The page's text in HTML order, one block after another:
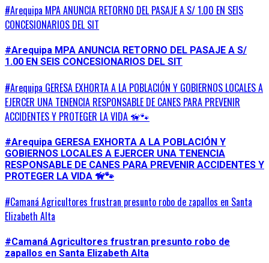
#Arequipa MPA ANUNCIA RETORNO DEL PASAJE A S/ 1.00 EN SEIS
CONCESIONARIOS DEL SIT
#Arequipa MPA ANUNCIA RETORNO DEL PASAJE A S/
1.00 EN SEIS CONCESIONARIOS DEL SIT
#Arequipa GERESA EXHORTA A LA POBLACIÓN Y GOBIERNOS LOCALES A
EJERCER UNA TENENCIA RESPONSABLE DE CANES PARA PREVENIR
ACCIDENTES Y PROTEGER LA VIDA 🦮🐾
#Arequipa GERESA EXHORTA A LA POBLACIÓN Y
GOBIERNOS LOCALES A EJERCER UNA TENENCIA
RESPONSABLE DE CANES PARA PREVENIR ACCIDENTES Y
PROTEGER LA VIDA 🦮🐾
#Camaná Agricultores frustran presunto robo de zapallos en Santa
Elizabeth Alta
#Camaná Agricultores frustran presunto robo de
zapallos en Santa Elizabeth Alta